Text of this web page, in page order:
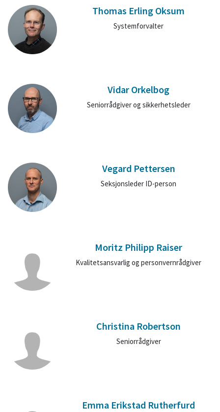
Thomas Erling Oksum
Systemforvalter
Vidar Orkelbog
Seniorrådgiver og sikkerhetsleder
Vegard Pettersen
Seksjonsleder ID-person
Moritz Philipp Raiser
Kvalitetsansvarlig og personvernrådgiver
Christina Robertson
Seniorrådgiver
Emma Erikstad Rutherfurd